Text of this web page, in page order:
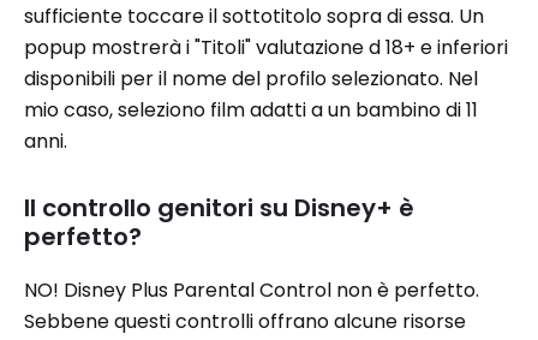
sufficiente toccare il sottotitolo sopra di essa. Un
popup mostrerà i "Titoli" valutazione d 18+ e inferiori
disponibili per il nome del profilo selezionato. Nel
mio caso, seleziono film adatti a un bambino di 11
anni.
Il controllo genitori su Disney+ è
perfetto?
NO! Disney Plus Parental Control non è perfetto.
Sebbene questi controlli offrano alcune risorse